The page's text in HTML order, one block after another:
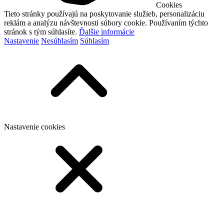
Cookies
Tieto stránky používajú na poskytovanie služieb, personalizáciu
reklám a analýzu návštevnosti súbory cookie. Používaním týchto
stránok s tým súhlasíte. Ďalšie informácie
Nastavenie Nesúhlasím Súhlasím
Nastavenie cookies